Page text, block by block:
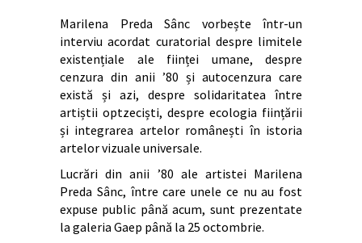
Marilena Preda Sânc vorbește într-un
interviu acordat curatorial despre limitele
existențiale ale ființei umane, despre
cenzura din anii ’80 și autocenzura care
există și azi, despre solidaritatea între
artiștii optzeciști, despre ecologia ființării
și integrarea artelor românești în istoria
artelor vizuale universale.
Lucrări din anii ’80 ale artistei Marilena
Preda Sânc, între care unele ce nu au fost
expuse public până acum, sunt prezentate
la galeria Gaep până la 25 octombrie.